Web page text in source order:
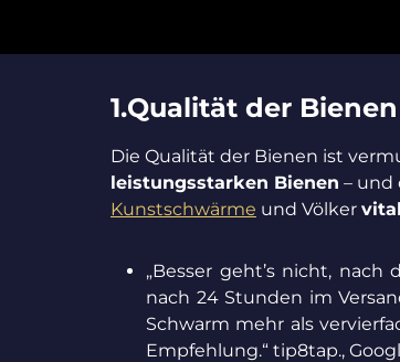
1.Qualität der
Die Qualität der Bienen ist
leistungsstarken Bienen – und
Kunstschwärme und Völker
„Besser geht’s nicht,
nach 24 Stunden im
Schwarm mehr als
Empfehlung.“ tip8tap.,